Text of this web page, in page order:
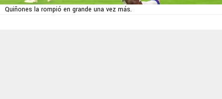
Quiñones la rompió en grande una vez más.